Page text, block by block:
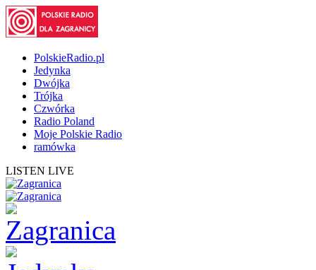
PolskieRadio.pl
Jedynka
Dwójka
Trójka
Czwórka
Radio Poland
Moje Polskie Radio
ramówka
LISTEN LIVE